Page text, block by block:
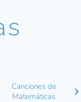
Canciones de
Matemáticas